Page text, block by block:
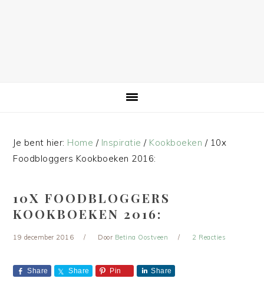
Je bent hier: Home / Inspiratie / Kookboeken /10x
Foodbloggers Kookboeken 2016:
10X FOODBLOGGERS
KOOKBOEKEN 2016:
19 december 2016 Door Betina Oostveen 2 Reacties
Share Share Pin Share